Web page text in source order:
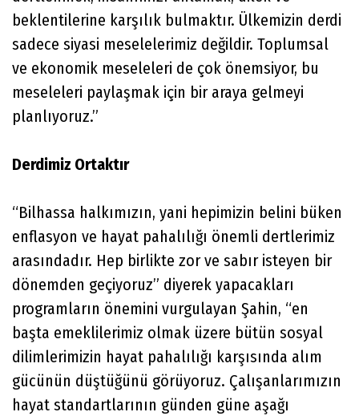
beklentilerine karşılık bulmaktır. Ülkemizin derdi
sadece siyasi meselelerimiz değildir. Toplumsal
ve ekonomik meseleleri de çok önemsiyor, bu
meseleleri paylaşmak için bir araya gelmeyi
planlıyoruz.”
Derdimiz Ortaktır
“Bilhassa halkımızın, yani hepimizin belini büken
enflasyon ve hayat pahalılığı önemli dertlerimiz
arasındadır. Hep birlikte zor ve sabır isteyen bir
dönemden geçiyoruz” diyerek yapacakları
programların önemini vurgulayan Şahin, “en
başta emeklilerimiz olmak üzere bütün sosyal
dilimlerimizin hayat pahalılığı karşısında alım
gücünün düştüğünü görüyoruz. Çalışanlarımızın
hayat standartlarının günden güne aşağı